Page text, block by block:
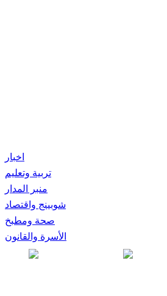
اخبار
تربية وتعليم
منبر المدار
شوبينج واقتصاد
صحة ومطبخ
الأسرة والقانون